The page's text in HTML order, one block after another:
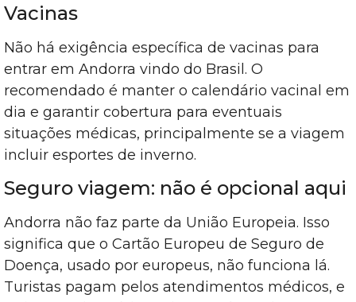
Vacinas
Não há exigência específica de vacinas para
entrar em Andorra vindo do Brasil. O
recomendado é manter o calendário vacinal em
dia e garantir cobertura para eventuais
situações médicas, principalmente se a viagem
incluir esportes de inverno.
Seguro viagem: não é opcional aqui
Andorra não faz parte da União Europeia. Isso
significa que o Cartão Europeu de Seguro de
Doença, usado por europeus, não funciona lá.
Turistas pagam pelos atendimentos médicos, e